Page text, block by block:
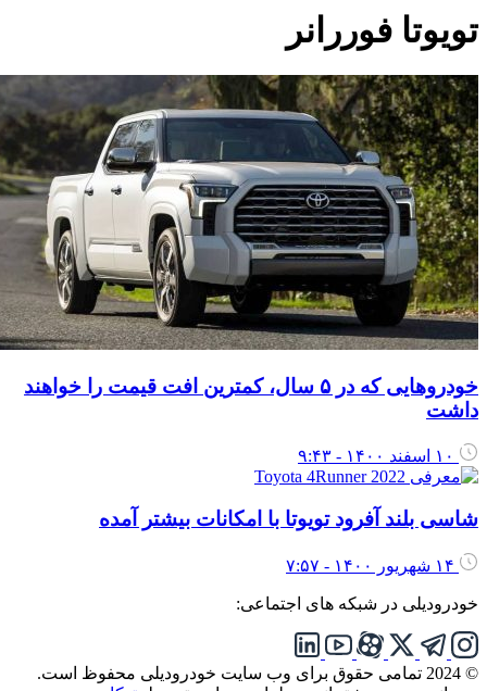
فوررانر
خودروهایی که در ۵ سال، کمترین افت قیمت را خواهند
۱۰ اسفند ۱۴۰۰ - ۹:۴۳
بلند آفرود تویوتا با امکانات بیشتر آمده
۱۴ شهریور ۱۴۰۰ - ۷:۵۷
در شبکه های اجتماعی:
برای وب سایت خودرودیلی محفوظ است.